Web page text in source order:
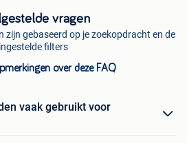
vragen
zijn gebaseerd op je zoekopdracht en de
ingestelde filters
over deze FAQ
vaak gebruikt voor